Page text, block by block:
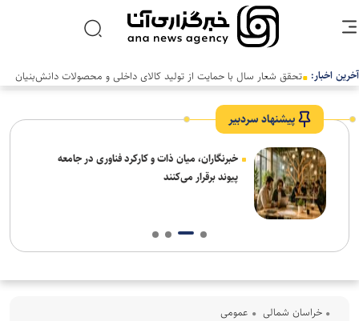
آخرین اخبار:
پیشنهاد سردبیر
خبرنگاران، میان ذات و کارکرد فناوری در جامعه
پیوند برقرار می‌کنند
خراسان شمالی عمومی